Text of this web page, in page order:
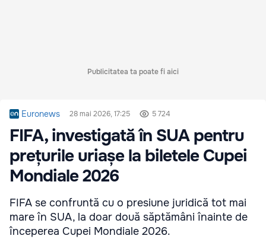
Publicitatea ta poate fi aici
Euronews 28 mai 2026, 17:25 5 724
FIFA, investigată în SUA pentru
prețurile uriașe la biletele Cupei
Mondiale 2026
FIFA se confruntă cu o presiune juridică tot mai
mare în SUA, la doar două săptămâni înainte de
începerea Cupei Mondiale 2026.